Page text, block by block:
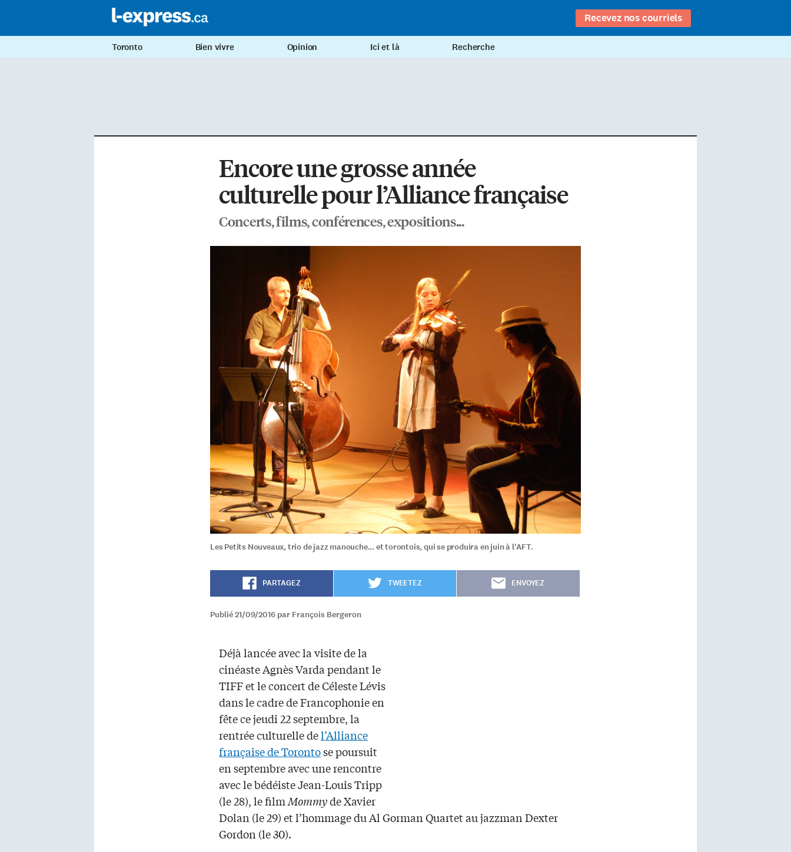
Recevez nos courriels
Toronto Bien vivre Opinion Ici et là Recherche
Encore une grosse année
culturelle pour l’Alliance française
Concerts, films, conférences, expositions...
Les Petits Nouveaux, trio de jazz manouche... et torontois, qui se produira en juin à l'AFT.
PARTAGEZ TWEETEZ ENVOYEZ
Publié 21/09/2016 par François Bergeron
Déjà lancée avec la visite de la
cinéaste Agnès Varda pendant le
TIFF et le concert de Céleste Lévis
dans le cadre de Francophonie en
fête ce jeudi 22 septembre, la
rentrée culturelle del’Alliance
française de Torontose poursuit
en septembre avec une rencontre
avec le bédéiste Jean-Louis Tripp
(le 28), le filmMommyde Xavier
Dolan (le 29) et l’hommage du Al Gorman Quartet au jazzman Dexter
Gordon (le 30).